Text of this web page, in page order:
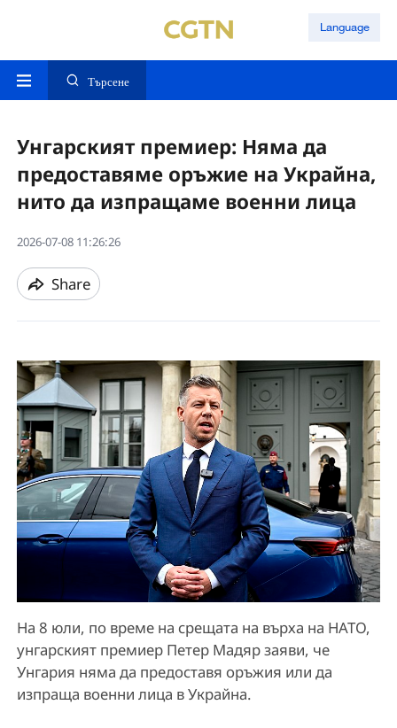
Language
Търсене
Унгарският премиер: Няма да
предоставяме оръжие на Украйна,
нито да изпращаме военни лица
2026-07-08 11:26:26
Share
На 8 юли, по време на срещата на върха на НАТО,
унгарският премиер Петер Мадяр заяви, че
Унгария няма да предоставя оръжия или да
изпраща военни лица в Украйна.